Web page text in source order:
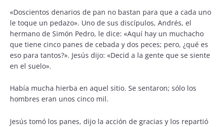
«Doscientos denarios de pan no bastan para que a cada uno
le toque un pedazo». Uno de sus discípulos, Andrés, el
hermano de Simón Pedro, le dice: «Aquí hay un muchacho
que tiene cinco panes de cebada y dos peces; pero, ¿qué es
eso para tantos?». Jesús dijo: «Decid a la gente que se siente
en el suelo».
Había mucha hierba en aquel sitio. Se sentaron; sólo los
hombres eran unos cinco mil.
Jesús tomó los panes, dijo la acción de gracias y los repartió